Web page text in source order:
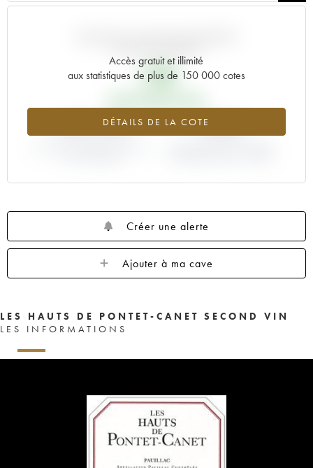
Accès gratuit et illimité
aux statistiques de plus de 150 000 cotes
DÉTAILS DE LA COTE
15€
+101.27% +25%
Créer une alerte
Ajouter à ma cave
LES HAUTS DE PONTET-CANET SECOND VIN
LES INFORMATIONS